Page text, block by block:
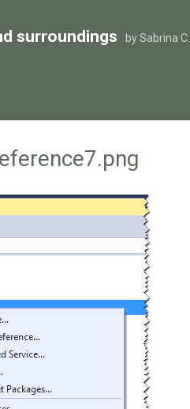
surroundings by Sabrina C.